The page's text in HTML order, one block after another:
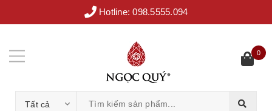
Hotline:098.5555.094
Tất cả
0